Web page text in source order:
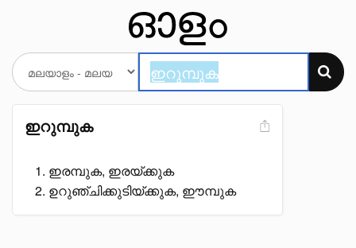
ഇറുമ്പുക
ഇരമ്പുക, ഇരയ്ക്കുക
ഉറുഞ്ചിക്കുടിയ്ക്കുക, ഈമ്പുക